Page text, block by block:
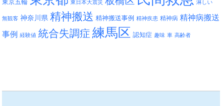
東京五輪 東日本大震災 淋しい
無観客 神奈川県 精神搬送 精神搬送事例 精神疾患 精神病 精神病搬送
事例
経験値 統合失調症 練馬区 認知症 趣味 車 高齢者